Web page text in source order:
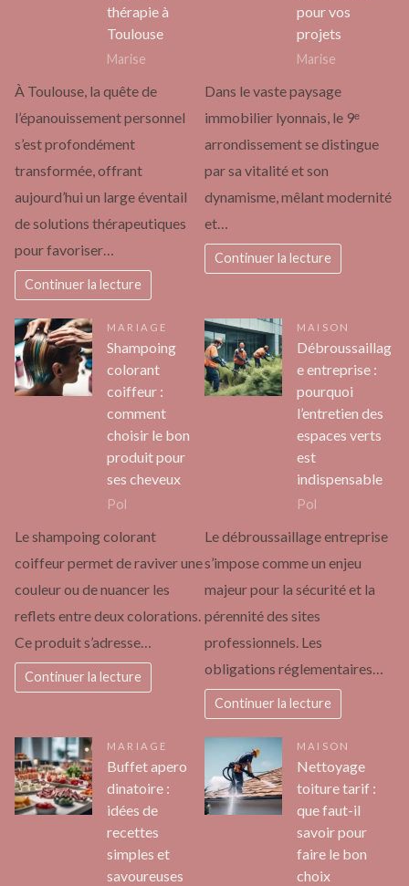
thérapie à
Toulouse
Marise
À Toulouse, la quête de
l’épanouissement personnel
s’est profondément
transformée, offrant
aujourd’hui un large éventail
de solutions thérapeutiques
pour favoriser…
Continuer la lecture
pour vos
projets
Marise
Dans le vaste paysage
immobilier lyonnais, le 9ᵉ
arrondissement se distingue
par sa vitalité et son
dynamisme, mêlant modernité
et…
Continuer la lecture
MARIAGE
Shampoing
colorant
coiffeur :
comment
choisir le bon
produit pour
ses cheveux
Pol
Le shampoing colorant
coiffeur permet de raviver une
couleur ou de nuancer les
reflets entre deux colorations.
Ce produit s’adresse…
Continuer la lecture
MAISON
Débroussaillag
e entreprise :
pourquoi
l’entretien des
espaces verts
est
indispensable
Pol
Le débroussaillage entreprise
s’impose comme un enjeu
majeur pour la sécurité et la
pérennité des sites
professionnels. Les
obligations réglementaires…
Continuer la lecture
MARIAGE
Buffet apero
dinatoire :
idées de
recettes
simples et
savoureuses
MAISON
Nettoyage
toiture tarif :
que faut-il
savoir pour
faire le bon
choix